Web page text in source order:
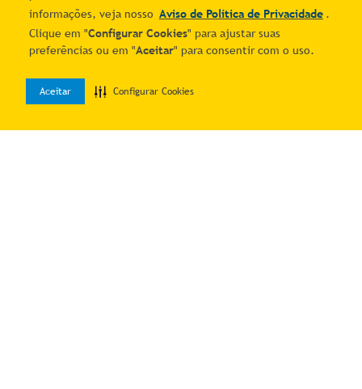
informações, veja nosso Aviso de Política de Privacidade .
Clique em "Configurar Cookies" para ajustar suas
preferências ou em "Aceitar" para consentir com o uso.
Aceitar Configurar Cookies